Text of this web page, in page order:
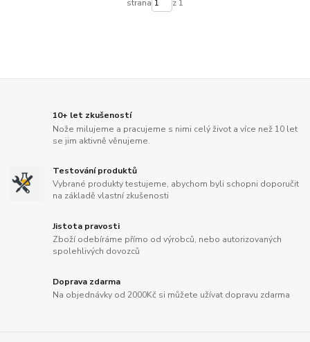
strana z 1
10+ let zkušeností
Nože milujeme a pracujeme s nimi celý život a více než 10 let
se jim aktivně věnujeme.
Testování produktů
Vybrané produkty testujeme, abychom byli schopni doporučit
na základě vlastní zkušenosti
Jistota pravosti
Zboží odebíráme přímo od výrobců, nebo autorizovaných
spolehlivých dovozců
Doprava zdarma
Na objednávky od 2000Kč si můžete užívat dopravu zdarma